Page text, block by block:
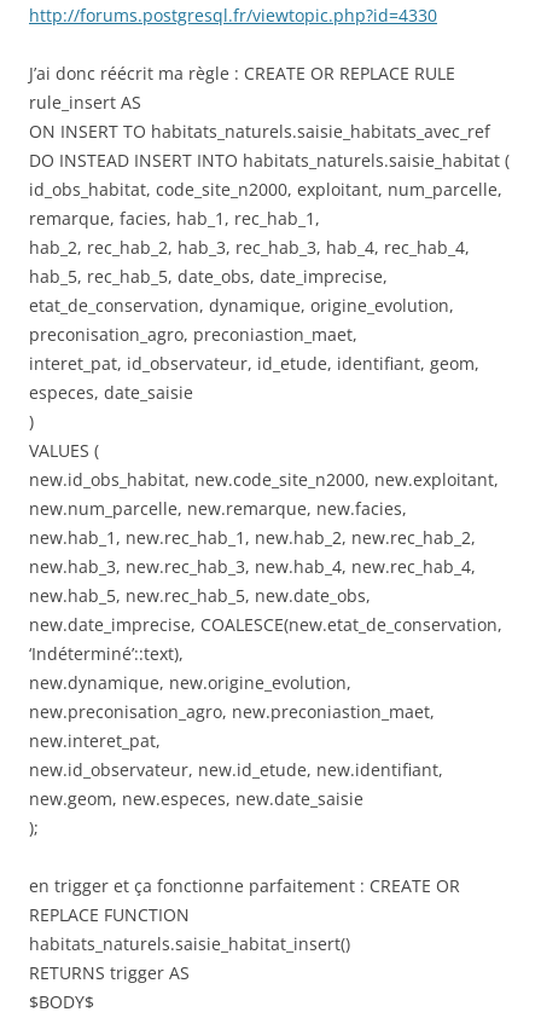
http://forums.postgresql.fr/viewtopic.php?id=4330
J’ai donc réécrit ma règle : CREATE OR REPLACE RULE
rule_insert AS
ON INSERT TO habitats_naturels.saisie_habitats_avec_ref
DO INSTEAD INSERT INTO habitats_naturels.saisie_habitat (
id_obs_habitat, code_site_n2000, exploitant, num_parcelle,
remarque, facies, hab_1, rec_hab_1,
hab_2, rec_hab_2, hab_3, rec_hab_3, hab_4, rec_hab_4,
hab_5, rec_hab_5, date_obs, date_imprecise,
etat_de_conservation, dynamique, origine_evolution,
preconisation_agro, preconiastion_maet,
interet_pat, id_observateur, id_etude, identifiant, geom,
especes, date_saisie
)
VALUES (
new.id_obs_habitat, new.code_site_n2000, new.exploitant,
new.num_parcelle, new.remarque, new.facies,
new.hab_1, new.rec_hab_1, new.hab_2, new.rec_hab_2,
new.hab_3, new.rec_hab_3, new.hab_4, new.rec_hab_4,
new.hab_5, new.rec_hab_5, new.date_obs,
new.date_imprecise, COALESCE(new.etat_de_conservation,
‘Indéterminé’::text),
new.dynamique, new.origine_evolution,
new.preconisation_agro, new.preconiastion_maet,
new.interet_pat,
new.id_observateur, new.id_etude, new.identifiant,
new.geom, new.especes, new.date_saisie
);
en trigger et ça fonctionne parfaitement : CREATE OR
REPLACE FUNCTION
habitats_naturels.saisie_habitat_insert()
RETURNS trigger AS
$BODY$